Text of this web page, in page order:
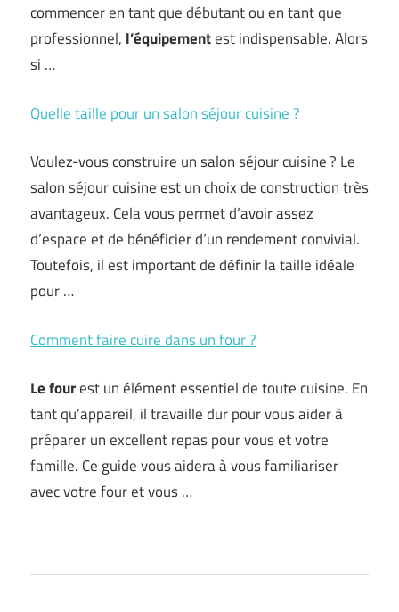
commencer en tant que débutant ou en tant que
professionnel, l’équipementest indispensable. Alors
si …
Quelle taille pour un salon séjour cuisine ?
Voulez-vous construire un salon séjour cuisine ? Le
salon séjour cuisine est un choix de construction très
avantageux. Cela vous permet d’avoir assez
d’espace et de bénéficier d’un rendement convivial.
Toutefois, il est important de définir la taille idéale
pour …
Comment faire cuire dans un four ?
Le fourest un élément essentiel de toute cuisine. En
tant qu’appareil, il travaille dur pour vous aider à
préparer un excellent repas pour vous et votre
famille. Ce guide vous aidera à vous familiariser
avec votre four et vous …